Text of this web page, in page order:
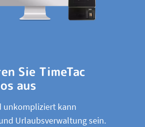
Sie TimeTac
aus
unkompliziert kann
Urlaubsverwaltung sein.